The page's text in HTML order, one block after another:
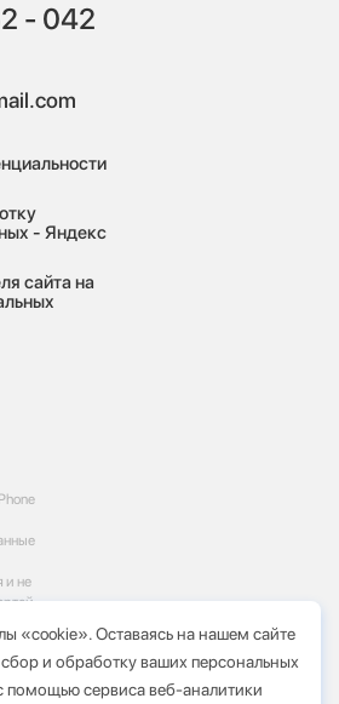
и не
- 042
- Яндекс
сайта на
«cookie». Оставаясь на нашем сайте
и обработку ваших персональных
помощью сервиса веб-аналитики